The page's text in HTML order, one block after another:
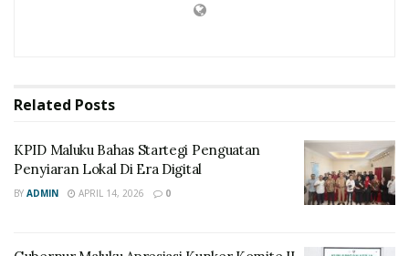
Related Posts
KPID Maluku Bahas Startegi Penguatan
Penyiaran Lokal Di Era Digital
BY ADMIN APRIL 14, 2026 0